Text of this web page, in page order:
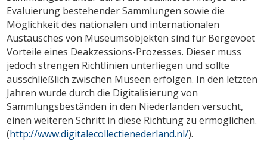
Evaluierung bestehender Sammlungen sowie die
Möglichkeit des nationalen und internationalen
Austausches von Museumsobjekten sind für Bergevoet
Vorteile eines Deakzessions-Prozesses. Dieser muss
jedoch strengen Richtlinien unterliegen und sollte
ausschließlich zwischen Museen erfolgen. In den letzten
Jahren wurde durch die Digitalisierung von
Sammlungsbeständen in den Niederlanden versucht,
einen weiteren Schritt in diese Richtung zu ermöglichen.
(http://www.digitalecollectienederland.nl/).